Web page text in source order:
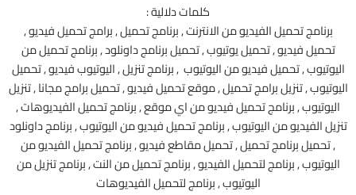
كلمات دلالية :
برنامج تحميل الفيديو من الانترنت , برنامج تحميل , برامج تحميل فيديو ,
تحميل فيديو , تحميل يوتيوب , تحميل برنامج داونلود , برنامج تحميل من
اليوتيوب , تحميل فيديو من اليوتيوب , برنامج تنزيل , اليوتيوب فيديو , تحميل
اليوتيوب , تنزيل برامج تحميل , موقع تحميل فيديو , تحميل برامج مجانا , تنزيل
اليوتيوب , برنامج تحميل فيديو من اي موقع , برنامج تحميل الفيديوهات ,
تنزيل الفيديو من اليوتيوب , برنامج تحميل فيديو من اليوتيوب , برنامج داونلود
, تحميل برنامج تحميل , تحميل مقاطع فيديو , برنامج تحميل الفيديو من
اليوتيوب , برنامج لتحميل الفيديو , برنامج تحميل من النت , برنامج تنزيل من
اليوتيوب , برنامج لتحميل الفيديوهات